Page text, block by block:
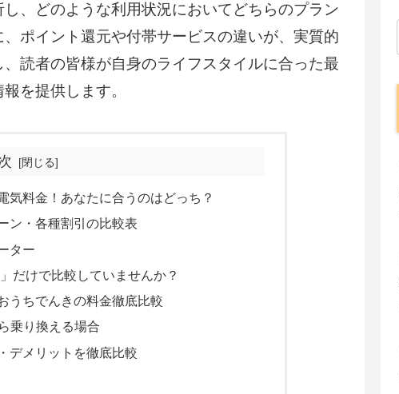
、どのような利用状況においてどちらのプラン
ポイント還元や付帯サービスの違いが、実質的
読者の皆様が自身のライフスタイルに合った最
を提供します。
気料金！あなたに合うのはどっち？
ン・各種割引の比較表
ター
だけで比較していませんか？
うちでんきの料金徹底比較
乗り換える場合
デメリットを徹底比較